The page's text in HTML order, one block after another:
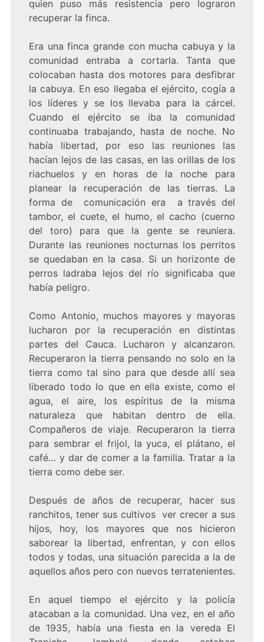
quien puso más resistencia pero lograron
recuperar la finca.
Era una finca grande con mucha cabuya y la
comunidad entraba a cortarla. Tanta que
colocaban hasta dos motores para desfibrar
la cabuya. En eso llegaba el ejército, cogía a
los líderes y se los llevaba para la cárcel.
Cuando el ejército se iba la comunidad
continuaba trabajando, hasta de noche. No
había libertad, por eso las reuniones las
hacían lejos de las casas, en las orillas de los
riachuelos y en horas de la noche para
planear la recuperación de las tierras. La
forma de comunicación era a través del
tambor, el cuete, el humo, el cacho (cuerno
del toro) para que la gente se reuniera.
Durante las reuniones nocturnas los perritos
se quedaban en la casa. Si un horizonte de
perros ladraba lejos del río significaba que
había peligro.
Como Antonio, muchos mayores y mayoras
lucharon por la recuperación en distintas
partes del Cauca. Lucharon y alcanzaron.
Recuperaron la tierra pensando no solo en la
tierra como tal sino para que desde allí sea
liberado todo lo que en ella existe, como el
agua, el aire, los espíritus de la misma
naturaleza que habitan dentro de ella.
Compañeros de viaje. Recuperaron la tierra
para sembrar el frijol, la yuca, el plátano, el
café… y dar de comer a la familia. Tratar a la
tierra como debe ser.
Después de años de recuperar, hacer sus
ranchitos, tener sus cultivos ver crecer a sus
hijos, hoy, los mayores que nos hicieron
saborear la libertad, enfrentan, y con ellos
todos y todas, una situación parecida a la de
aquellos años pero con nuevos terratenientes.
En aquel tiempo el ejército y la policía
atacaban a la comunidad. Una vez, en el año
de 1935, había una fiesta en la vereda El